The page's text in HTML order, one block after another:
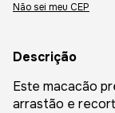
Não sei meu CEP
Descrição
Este macacão
arrastão e